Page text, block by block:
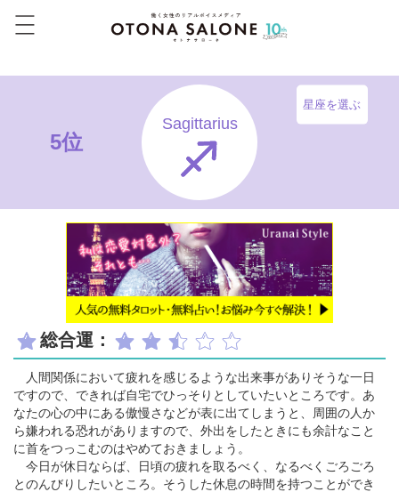
5位
Sagittarius
星座を選ぶ
総合運：
人間関係において疲れを感じるような出来事がありそうな一日
ですので、できれば自宅でひっそりとしていたいところです。あ
なたの心の中にある傲慢さなどが表に出てしまうと、周囲の人か
ら嫌われる恐れがありますので、外出をしたときにも余計なこと
に首をつっこむのはやめておきましょう。
今日が休日ならば、日頃の疲れを取るべく、なるべくごろごろ
とのんびりしたいところ。そうした休息の時間を持つことができ